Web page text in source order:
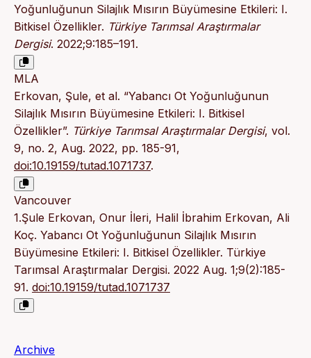
Yoğunluğunun Silajlık Mısırın Büyümesine Etkileri: I.
Bitkisel Özellikler. Türkiye Tarımsal Araştırmalar
Dergisi. 2022;9:185–191.
MLA
Erkovan, Şule, et al. “Yabancı Ot Yoğunluğunun
Silajlık Mısırın Büyümesine Etkileri: I. Bitkisel
Özellikler”. Türkiye Tarımsal Araştırmalar Dergisi, vol.
9, no. 2, Aug. 2022, pp. 185-91,
doi:10.19159/tutad.1071737.
Vancouver
1.Şule Erkovan, Onur İleri, Halil İbrahim Erkovan, Ali
Koç. Yabancı Ot Yoğunluğunun Silajlık Mısırın
Büyümesine Etkileri: I. Bitkisel Özellikler. Türkiye
Tarımsal Araştırmalar Dergisi. 2022 Aug. 1;9(2):185-
91. doi:10.19159/tutad.1071737
Archive